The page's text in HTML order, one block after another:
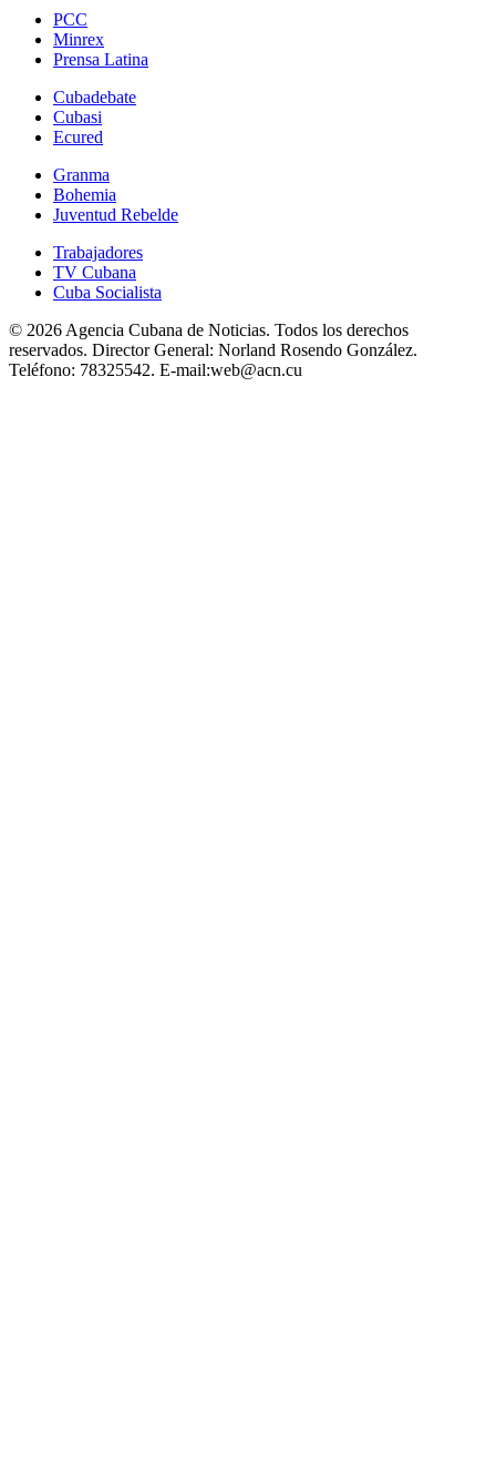
PCC
Minrex
Prensa Latina
Cubadebate
Cubasi
Ecured
Granma
Bohemia
Juventud Rebelde
Trabajadores
TV Cubana
Cuba Socialista
© 2026 Agencia Cubana de Noticias. Todos los derechos
reservados. Director General: Norland Rosendo González.
Teléfono: 78325542. E-mail:web@acn.cu